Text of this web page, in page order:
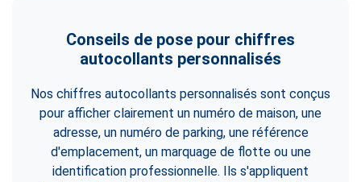
Conseils de pose pour chiffres
autocollants personnalisés
Nos chiffres autocollants personnalisés sont conçus
pour afficher clairement un numéro de maison, une
adresse, un numéro de parking, une référence
d'emplacement, un marquage de flotte ou une
identification professionnelle. Ils s'appliquent